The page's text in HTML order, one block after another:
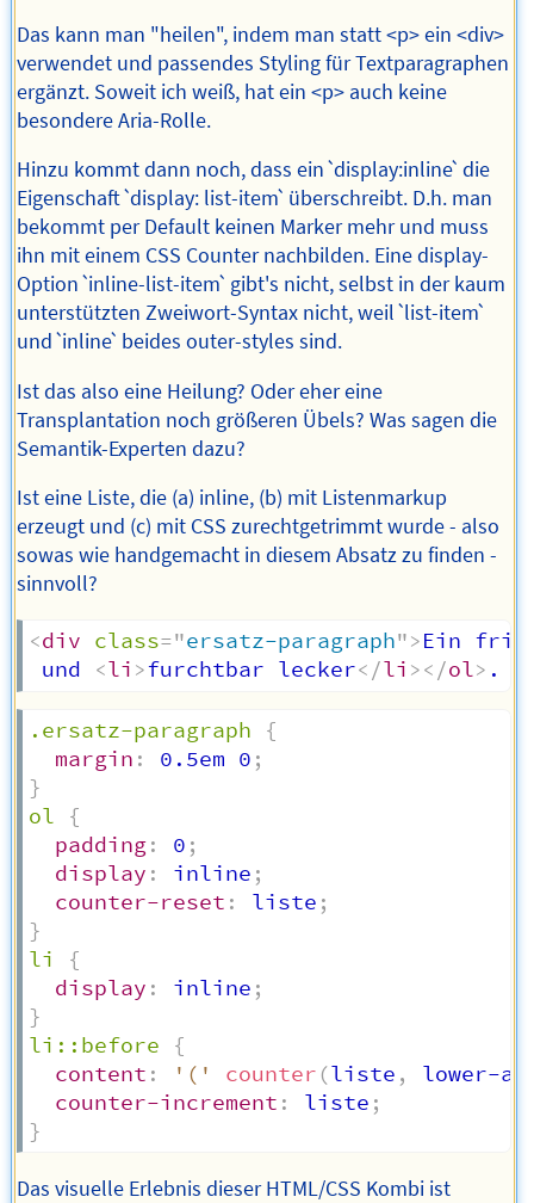
Das kann man "heilen", indem man statt <p> ein <div>
verwendet und passendes Styling für Textparagraphen
ergänzt. Soweit ich weiß, hat ein <p> auch keine
besondere Aria-Rolle.
Hinzu kommt dann noch, dass ein ˋdisplay:inlineˋ die
Eigenschaft ˋdisplay: list-itemˋ überschreibt. D.h. man
bekommt per Default keinen Marker mehr und muss
ihn mit einem CSS Counter nachbilden. Eine display-
Option ˋinline-list-itemˋ gibt's nicht, selbst in der kaum
unterstützten Zweiwort-Syntax nicht, weil ˋlist-itemˋ
und ˋinlineˋ beides outer-styles sind.
Ist das also eine Heilung? Oder eher eine
Transplantation noch größeren Übels? Was sagen die
Semantik-Experten dazu?
Ist eine Liste, die (a) inline, (b) mit Listenmarkup
erzeugt und (c) mit CSS zurechtgetrimmt wurde - also
sowas wie handgemacht in diesem Absatz zu finden -
sinnvoll?
<div class="ersatz-paragraph">Ein
und <li >furchtbar lecker</li ></ol> .
.ersatz-paragraph
{
margin : 0.5em 0 ;
}
ol
{
padding: 0 ;
display : inline ;
counter-reset : liste ;
}
li
{
display : inline ;
}
li::before
{
content : '(' counter (liste ,
lower-
counter-increment : liste ;
}
Das visuelle Erlebnis dieser HTML/CSS Kombi ist